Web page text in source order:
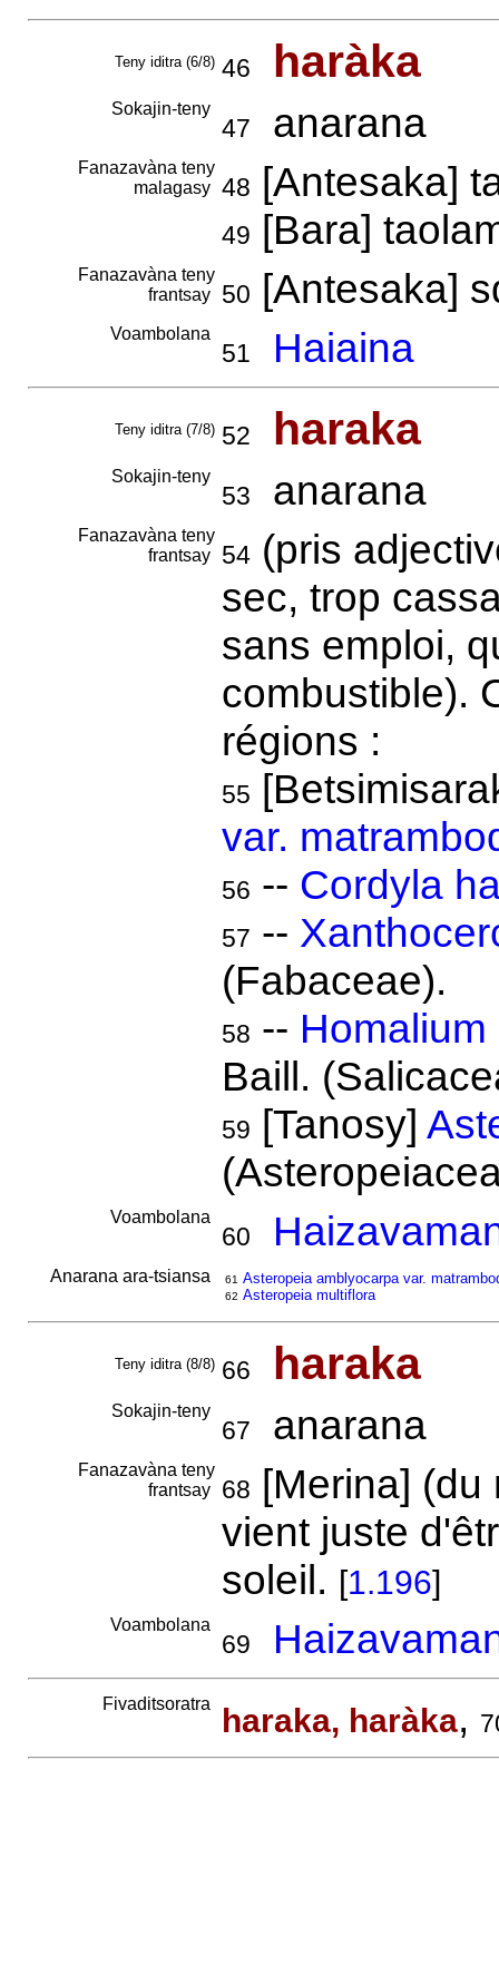
Teny iditra (6/8) 46 haràka
Sokajin-teny
47 anarana
Fanazavàna teny
malagasy 48 [Antesaka]
49 [Bara]
Fanazavàna teny
frantsay
50 [Antesaka]
Voambolana
51 Haiaina
Teny iditra (7/8) 52 haraka
Sokajin-teny
53 anarana
Fanazavàna teny
frantsay
54(pris
sec, trop
sans emploi,
combustible).
régions :
55
var.
56 -- Cordyla
57 --
(Fabaceae).
58 --
Baill.
59 [Tanosy]
Voambolana
60
Anarana ara-tsiansa 61 Asteropeia amblyocarpa var.
62 Asteropeia multiflora
Teny iditra (8/8) 66 haraka
Sokajin-teny
67 anarana
Fanazavàna teny
frantsay
68 [Merina]
vient juste
soleil. [1.196]
Voambolana
69
Fivaditsoratra haraka, haràka,